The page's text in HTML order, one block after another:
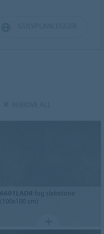
6601LAD8 fog slabstone
(100x100 cm)